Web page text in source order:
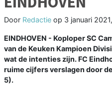
Door Redactie op 3 januari
EINDHOVEN - Koploper SC
van de Keuken Kampioen
wat de intenties zijn. FC
ruime cijfers verslagen door
5).